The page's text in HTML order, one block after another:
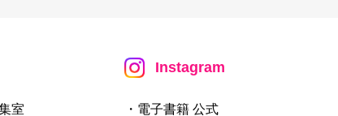
室
Instagram
・電子書籍 公式